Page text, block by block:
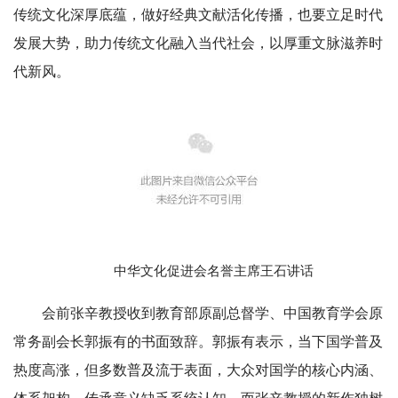
传统文化深厚底蕴，做好经典文献活化传播，也要立足时代
发展大势，助力传统文化融入当代社会，以厚重文脉滋养时
代新风。
中华文化促进会名誉主席王石讲话
会前张辛教授收到教育部原副总督学、中国教育学会原
常务副会长郭振有的书面致辞。郭振有表示，当下国学普及
热度高涨，但多数普及流于表面，大众对国学的核心内涵、